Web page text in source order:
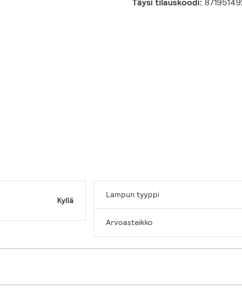
Täysi tilauskoodi:
Kyllä
Lampun tyyppi
Arvoasteikko